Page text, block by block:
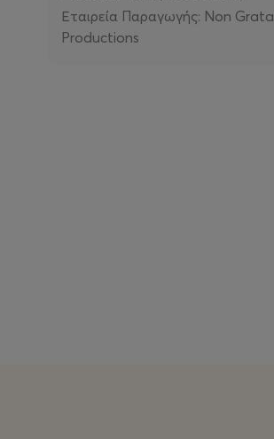
Εταιρεία Παραγωγής: Non Grata
Productions